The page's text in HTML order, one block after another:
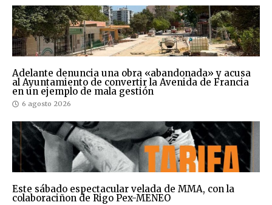
Adelante denuncia una obra «abandonada» y acusa
al Ayuntamiento de convertir la Avenida de Francia
en un ejemplo de mala gestión
6 agosto 2026
Este sábado espectacular velada de MMA, con la
colaboraciñon de Rigo Pex-MENEO